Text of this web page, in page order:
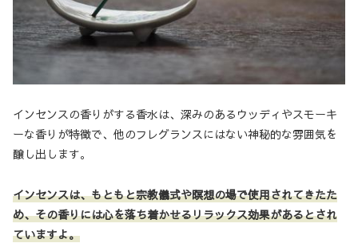
インセンスの香りがする香水は、深みのあるウッディやスモーキ
ーな香りが特徴で、他のフレグランスにはない神秘的な雰囲気を
醸し出します。
インセンスは、もともと宗教儀式や瞑想の場で使用されてきたた
め、その香りには心を落ち着かせるリラックス効果があるとされ
ていますよ。